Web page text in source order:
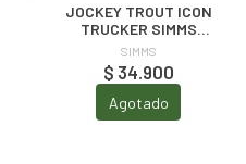
JOCKEY TROUT ICON
TRUCKER SIMMS
ORANGE
SIMMS
$ 34.900
Agotado